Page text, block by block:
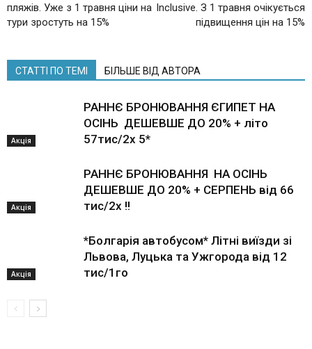
пляжів. Уже з 1 травня ціни на
тури зростуть на 15%
Inclusive. З 1 травня очікується
підвищення цін на 15%
СТАТТІ ПО ТЕМІ БІЛЬШЕ ВІД АВТОРА
Акція
РАННЄ БРОНЮВАННЯ ЄГИПЕТ НА
ОСІНЬ ДЕШЕВШЕ ДО 20% + літо
57тис/2х 5*
Акція
РАННЄ БРОНЮВАННЯ НА ОСІНЬ
ДЕШЕВШЕ ДО 20% + СЕРПЕНЬ від 66
тис/2х !!
Акція
*Болгарія автобусом* Літні виїзди зі
Львова, Луцька та Ужгорода від 12
тис/1го